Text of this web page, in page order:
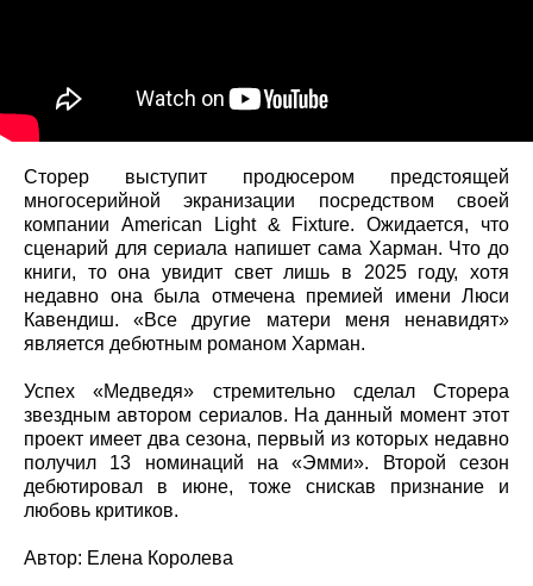
Сторер выступит продюсером предстоящей
многосерийной экранизации посредством своей
компании American Light & Fixture. Ожидается, что
сценарий для сериала напишет сама Харман. Что до
книги, то она увидит свет лишь в 2025 году, хотя
недавно она была отмечена премией имени Люси
Кавендиш. «Все другие матери меня ненавидят»
является дебютным романом Харман.
Успех «Медведя» стремительно сделал Сторера
звездным автором сериалов. На данный момент этот
проект имеет два сезона, первый из которых недавно
получил 13 номинаций на «Эмми». Второй сезон
дебютировал в июне, тоже снискав признание и
любовь критиков.
Автор: Елена Королева